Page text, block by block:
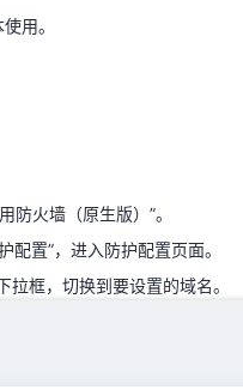
配置”，进入防护配置页面。
拉框，切换到要设置的域名。
用。
防火墙（原生版）”。
置”，进入防护配置页面。
拉框，切换到要设置的域名。